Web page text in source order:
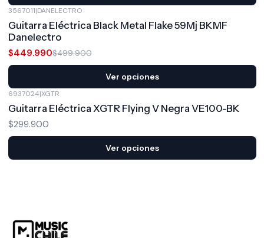
3567011|DANELECTRO
Guitarra Eléctrica Black Metal Flake 59Mj BKMF
Danelectro
$449.990$499.900
Ver opciones
6937024|XGTR
Guitarra Eléctrica XGTR Flying V Negra VE100-BK
$299.900
Ver opciones